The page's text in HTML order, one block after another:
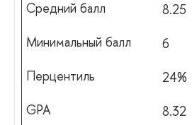
8.25
6
24%
8.32